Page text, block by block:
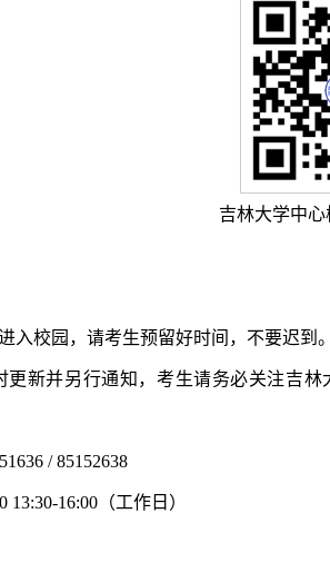
吉林大学中
入校园，请考生预留好时间，不要迟到。
新并另行通知，考生请务必关注吉林
/ 85152638
13:30-16:00（工作日）